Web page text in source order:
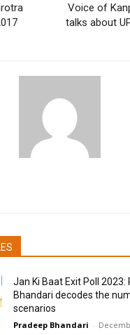
Voice of
talks about
Jan Ki Baat Exit Poll 2023:
Bhandari decodes the
scenarios
Pradeep Bhandari -